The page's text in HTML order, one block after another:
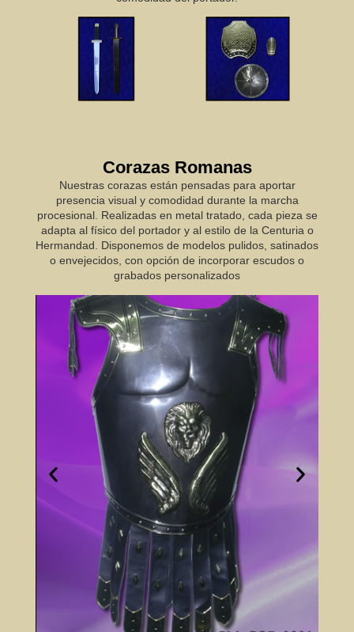
Corazas Romanas
Nuestras corazas están pensadas para aportar
presencia visual y comodidad durante la marcha
procesional. Realizadas en metal tratado, cada pieza se
adapta al físico del portador y al estilo de la Centuria o
Hermandad. Disponemos de modelos pulidos, satinados
o envejecidos, con opción de incorporar escudos o
grabados personalizados